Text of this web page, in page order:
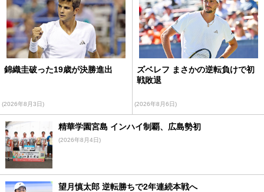
錦織圭破った19歳が決勝進出
(2026年8月3日)
ズベレフ まさかの逆転負けで初
戦敗退
(2026年8月6日)
精華学園宮島 インハイ制覇、広島勢初
(2026年8月4日)
望月慎太郎 逆転勝ちで2年連続本戦へ